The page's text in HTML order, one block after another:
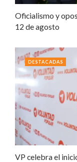
Oficialismo y
12 de agosto
VP celebra el
DESTACADAS